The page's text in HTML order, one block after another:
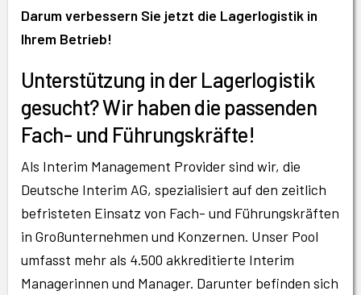
Darum verbessern Sie jetzt die Lagerlogistik in
Ihrem Betrieb!
Unterstützung in der Lagerlogistik
gesucht? Wir haben die passenden
Fach- und Führungskräfte!
Als Interim Management Provider sind wir, die
Deutsche Interim AG, spezialisiert auf den zeitlich
befristeten Einsatz von Fach- und Führungskräften
in Großunternehmen und Konzernen. Unser Pool
umfasst mehr als 4.500 akkreditierte Interim
Managerinnen und Manager. Darunter befinden sich